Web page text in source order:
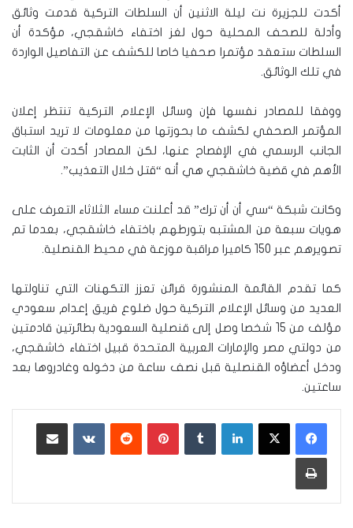
أكدت للجزيرة نت ليلة الاثنين أن السلطات التركية قدمت وثائق
وأدلة للصحف المحلية حول لغز اختفاء خاشقجي، مؤكدة أن
السلطات ستعقد مؤتمرا صحفيا خاصا للكشف عن التفاصيل الواردة
في تلك الوثائق.
ووفقا للمصادر نفسها فإن وسائل الإعلام التركية تنتظر إعلان
المؤتمر الصحفي لكشف ما بحوزتها من معلومات لا تريد استباق
الجانب الرسمي في الإفصاح عنها، لكن المصادر أكدت أن الثابت
الأهم في قضية خاشقجي هي أنه “قتل خلال التعذيب”.
وكانت شبكة “سي أن أن ترك” قد أعلنت مساء الثلاثاء التعرف على
هويات سبعة من المشتبه بتورطهم باختفاء خاشقجي، بعدما تم
تصويرهم عبر 150 كاميرا مراقبة موزعة في محيط القنصلية.
كما تقدم القائمة المنشورة قرائن تعزز التكهنات التي تناولتها
العديد من وسائل الإعلام التركية حول ضلوع فريق إعدام سعودي
مؤلف من 15 شخصا وصل إلى قنصلية السعودية بطائرتين قادمتين
من دولتي مصر والإمارات العربية المتحدة قبيل اختفاء خاشقجي،
ودخل أعضاؤه القنصلية قبل نصف ساعة من دخوله وغادروها بعد
ساعتين.
لينكدإن بينتيريست ‏VKontakte
طباعة